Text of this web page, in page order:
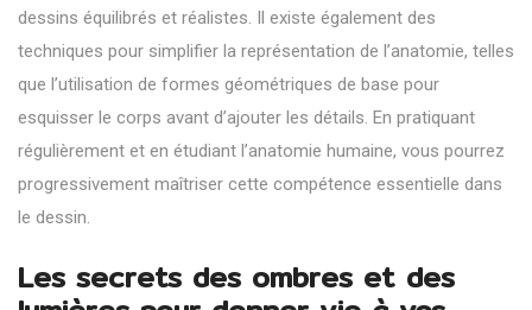
dessins équilibrés et réalistes. Il existe également des
techniques pour simplifier la représentation de l’anatomie, telles
que l’utilisation de formes géométriques de base pour
esquisser le corps avant d’ajouter les détails. En pratiquant
régulièrement et en étudiant l’anatomie humaine, vous pourrez
progressivement maîtriser cette compétence essentielle dans
le dessin.
Les secrets des ombres et des